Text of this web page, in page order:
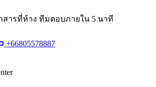
สารที่ห้าง ทีมตอบภายใน 5 นาที
+66805578887